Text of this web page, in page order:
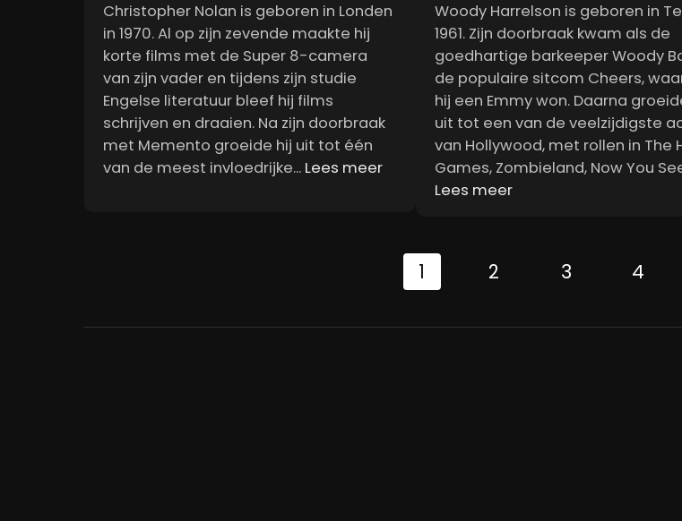
Christopher Nolan is geboren in Londen
in 1970. Al op zijn zevende maakte hij
korte films met de Super 8-camera
van zijn vader en tijdens zijn studie
Engelse literatuur bleef hij films
schrijven en draaien. Na zijn doorbraak
met Memento groeide hij uit tot één
van de meest invloedrijke... Lees meer
Woody Harrelson is geboren in
1961. Zijn doorbraak kwam als de
goedhartige barkeeper Woody
de populaire sitcom Cheers,
hij een Emmy won. Daarna
uit tot een van de veelzijdigste
van Hollywood, met rollen in The
Games, Zombieland, Now You
Lees meer
1 2 3 4